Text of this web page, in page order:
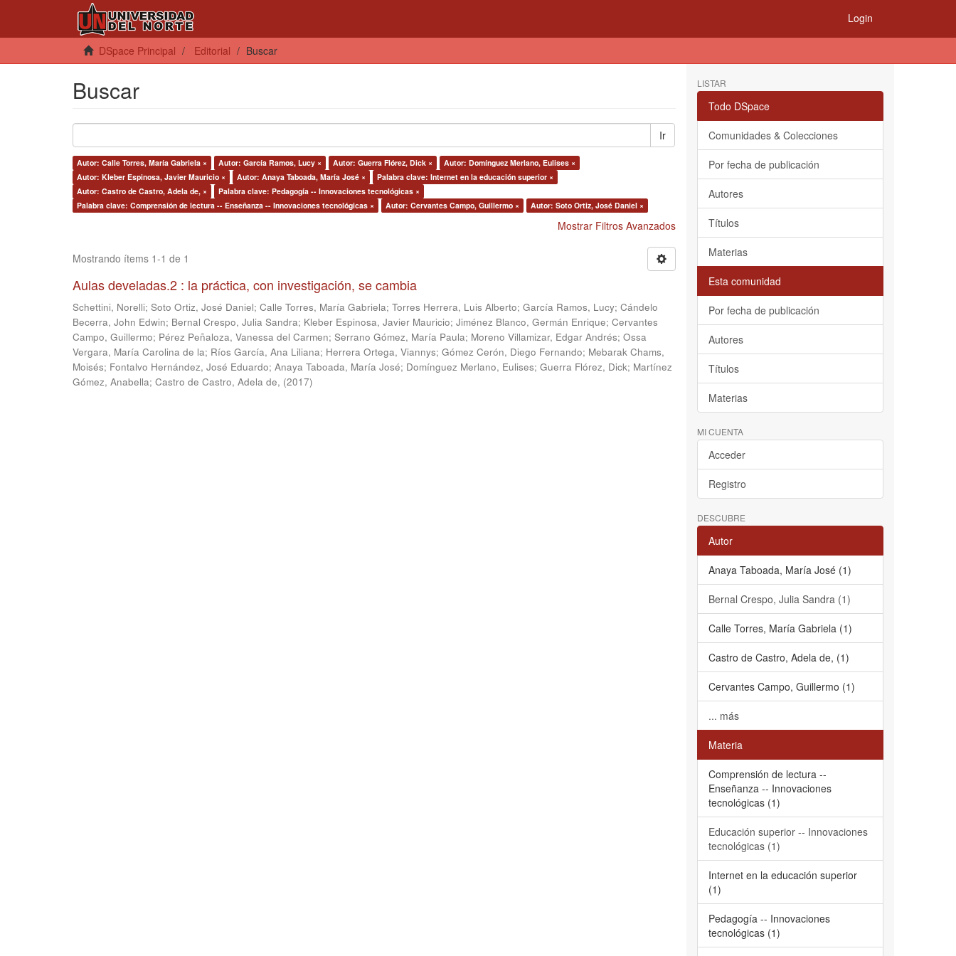
Login
DSpace Principal Editorial Buscar
Buscar
Ir
Autor: Calle Torres, María Gabriela × Autor: García Ramos, Lucy × Autor: Guerra Flórez, Dick ×
Autor: Domínguez Merlano, Eulises ×
Autor: Kleber Espinosa, Javier Mauricio ×
Autor: Anaya Taboada, María José ×
Palabra clave: Internet en la educación superior ×
Autor: Castro de Castro, Adela de, ×
Palabra clave: Pedagogía -- Innovaciones tecnológicas ×
Palabra clave: Comprensión de lectura -- Enseñanza -- Innovaciones tecnológicas ×
Autor: Cervantes Campo, Guillermo × Autor: Soto Ortiz, José Daniel ×
Mostrar Filtros Avanzados
Mostrando ítems 1-1 de 1
Aulas develadas.2 : la práctica, con investigación, se cambia
Schettini, Norelli; Soto Ortiz, José Daniel; Calle Torres, María Gabriela; Torres Herrera, Luis Alberto; García Ramos, Lucy; Cándelo
Becerra, John Edwin; Bernal Crespo, Julia Sandra; Kleber Espinosa, Javier Mauricio; Jiménez Blanco, Germán Enrique; Cervantes
Campo, Guillermo; Pérez Peñaloza, Vanessa del Carmen; Serrano Gómez, María Paula; Moreno Villamizar, Edgar Andrés; Ossa
Vergara, María Carolina de la; Ríos García, Ana Liliana; Herrera Ortega, Viannys; Gómez Cerón, Diego Fernando; Mebarak Chams,
Moisés; Fontalvo Hernández, José Eduardo; Anaya Taboada, María José; Domínguez Merlano, Eulises; Guerra Flórez, Dick; Martínez
Gómez, Anabella; Castro de Castro, Adela de, (2017)
LISTAR
Todo DSpace
Comunidades & Colecciones
Por fecha de publicación
Autores
Títulos
Materias
Esta comunidad
Por fecha de publicación
Autores
Títulos
Materias
MI CUENTA
Acceder
Registro
DESCUBRE
Autor
Anaya Taboada, María José (1)
Bernal Crespo, Julia Sandra (1)
Calle Torres, María Gabriela (1)
Castro de Castro, Adela de, (1)
Cervantes Campo, Guillermo (1)
... más
Materia
Comprensión de lectura --
Enseñanza -- Innovaciones
tecnológicas (1)
Educación superior -- Innovaciones
tecnológicas (1)
Internet en la educación superior
(1)
Pedagogía -- Innovaciones
tecnológicas (1)